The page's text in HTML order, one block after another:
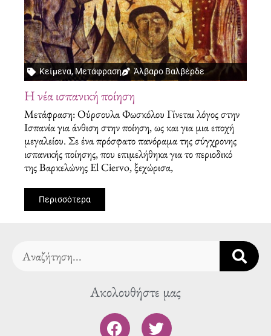
Κείμενα, Μετάφραση Άλβαρο Βαλβέρδε
Η νέα ισπανική ποίηση
Μετάφραση: Ούρσουλα Φωσκόλου Γίνεται λόγος στην
Ισπανία για άνθιση στην ποίηση, ως και για μια εποχή
μεγαλείου. Σε ένα πρόσφατο πανόραμα της σύγχρονης
ισπανικής ποίησης, που επιμελήθηκα για το περιοδικό
της Βαρκελώνης El Ciervo, ξεχώρισα,
Περισσότερα
Search
Ακολουθήστε μας
F T